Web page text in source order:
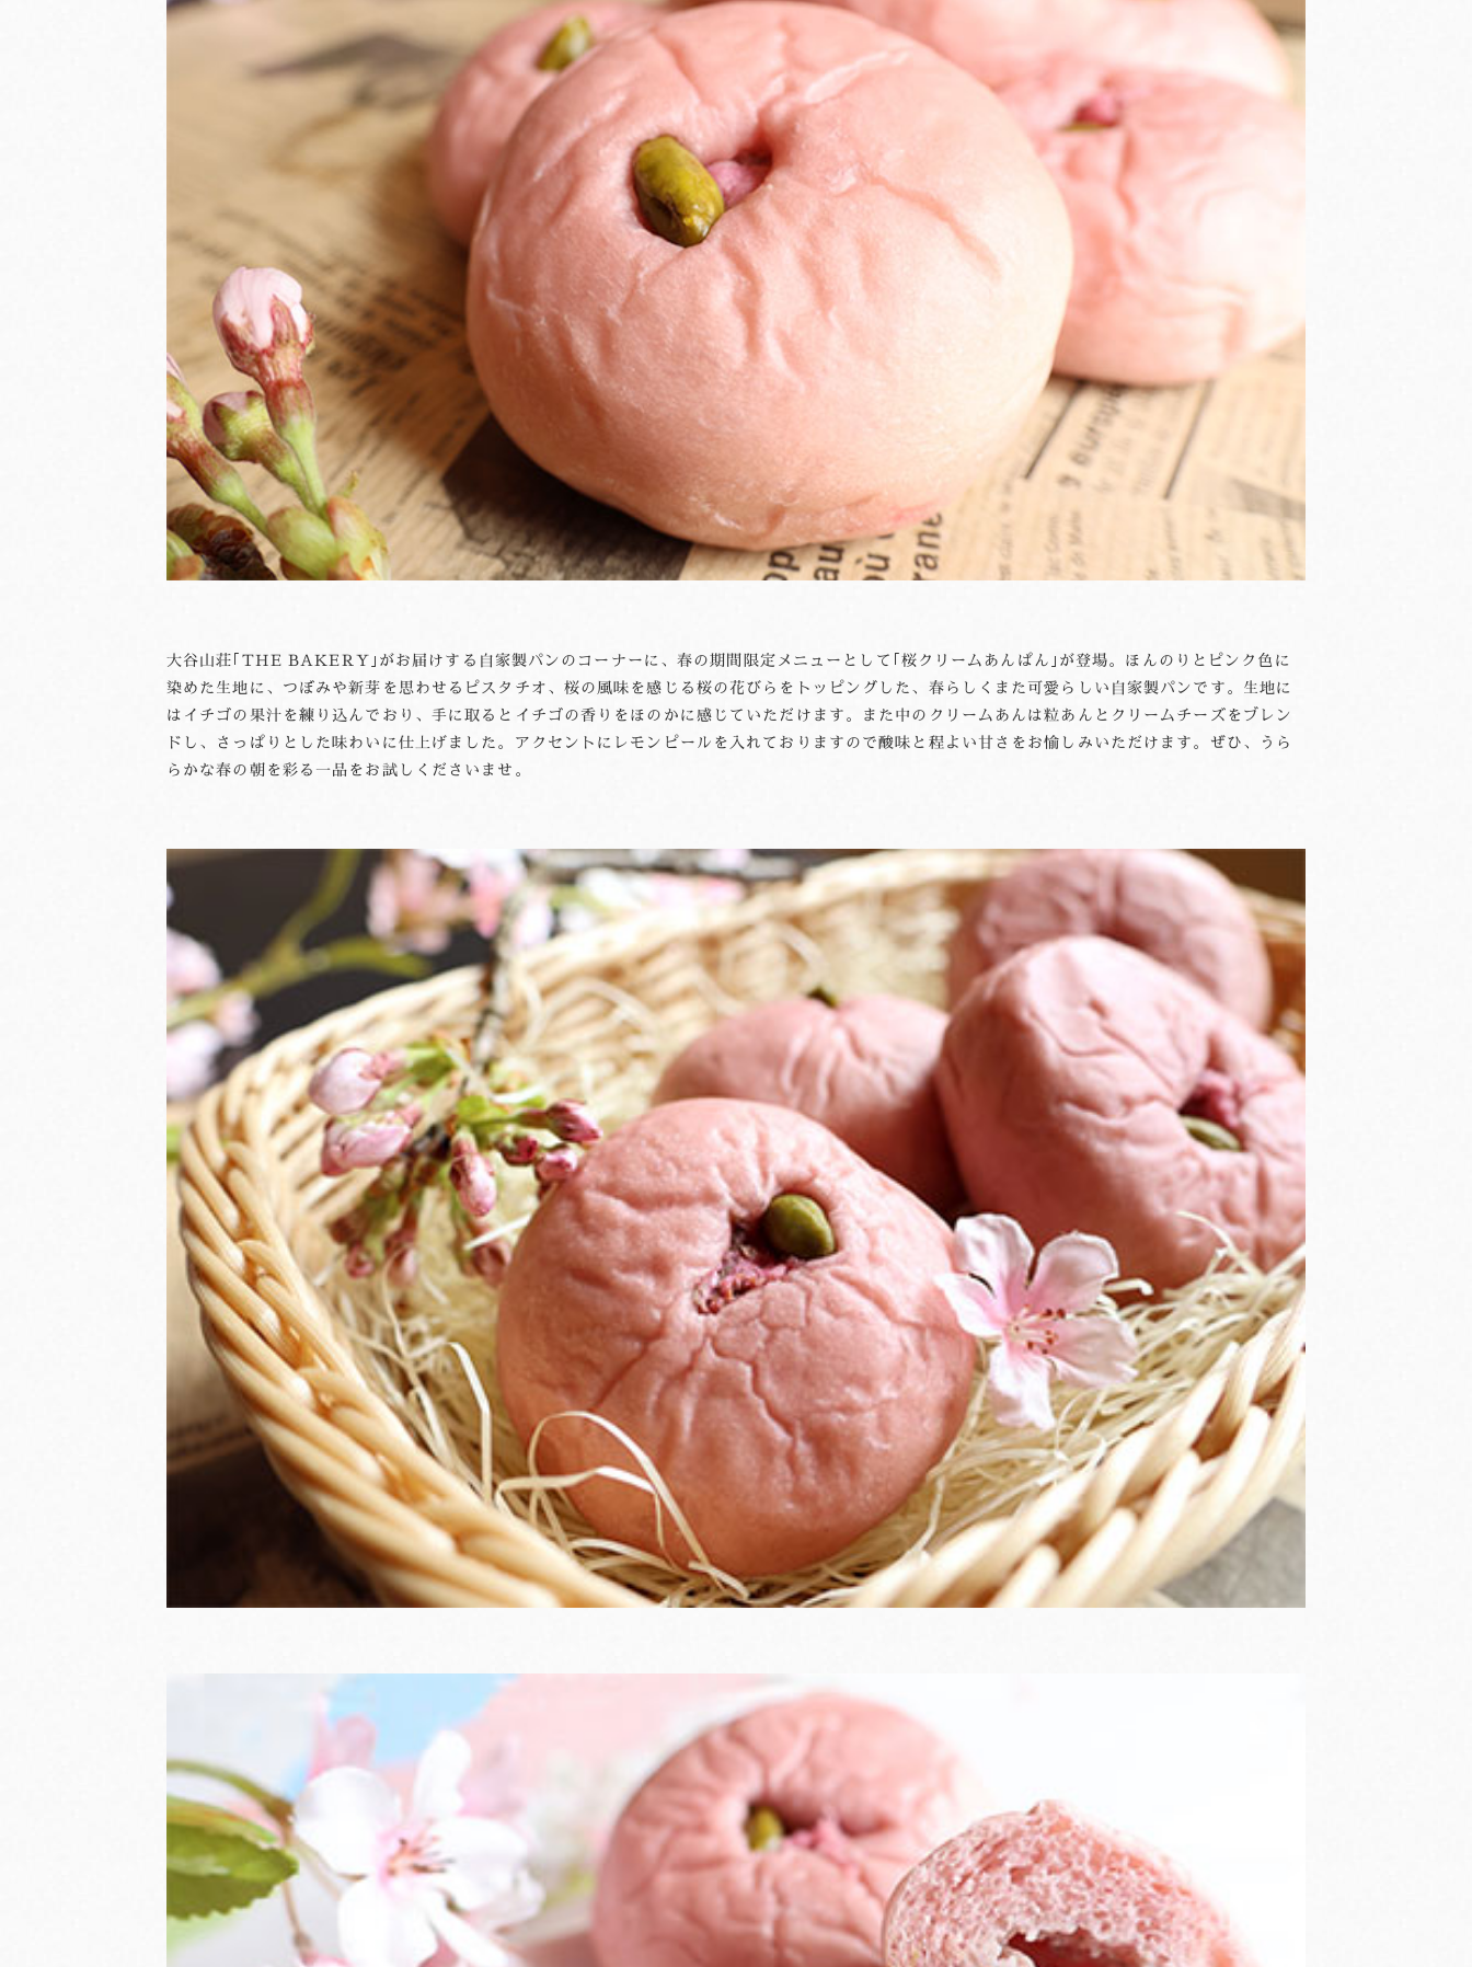
大谷山荘｢THE BAKERY｣がお届けする自家製パンのコーナーに、春の期間限定メニューとして｢桜クリームあんぱん｣が登場。ほんのりとピンク色に
染めた生地に、つぼみや新芽を思わせるピスタチオ、桜の風味を感じる桜の花びらをトッピングした、春らしくまた可愛らしい自家製パンです。生地に
はイチゴの果汁を練り込んでおり、手に取るとイチゴの香りをほのかに感じていただけます。また中のクリームあんは粒あんとクリームチーズをブレン
ドし、さっぱりとした味わいに仕上げました。アクセントにレモンピールを入れておりますので酸味と程よい甘さをお愉しみいただけます。ぜひ、うら
らかな春の朝を彩る一品をお試しくださいませ。